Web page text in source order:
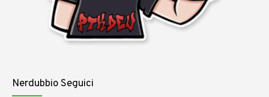
Nerdubbio Seguici